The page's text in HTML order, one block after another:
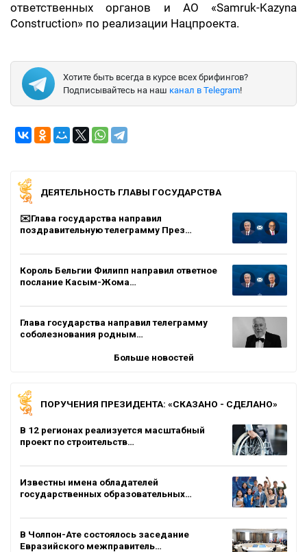
ответственных органов и АО «Samruk-Kazyna
Construction» по реализации Нацпроекта.
Хотите быть всегда в курсе всех брифингов?
Подписывайтесь на наш канал в Telegram!
ДЕЯТЕЛЬНОСТЬ ГЛАВЫ ГОСУДАРСТВА
✉️Глава государства направил
поздравительную телеграмму През…
Король Бельгии Филипп направил ответное
послание Касым-Жома…
Глава государства направил телеграмму
соболезнования родным…
Больше новостей
ПОРУЧЕНИЯ ПРЕЗИДЕНТА: «СКАЗАНО - СДЕЛАНО»
В 12 регионах реализуется масштабный
проект по строительств…
Известны имена обладателей
государственных образовательных…
В Чолпон-Ате состоялось заседание
Евразийского межправитель…